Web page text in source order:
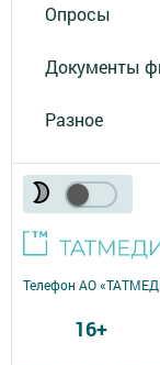
Опросы
Документы
Разное
Телефон АО
16+